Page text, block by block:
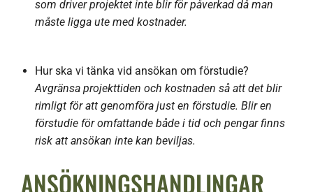
som driver projektet inte blir för påverkad då man
måste ligga ute med kostnader.
Hur ska vi tänka vid ansökan om förstudie?
Avgränsa projekttiden och kostnaden så att det blir
rimligt för att genomföra just en förstudie. Blir en
förstudie för omfattande både i tid och pengar finns
risk att ansökan inte kan beviljas.
ANSÖKNINGSHANDLINGAR